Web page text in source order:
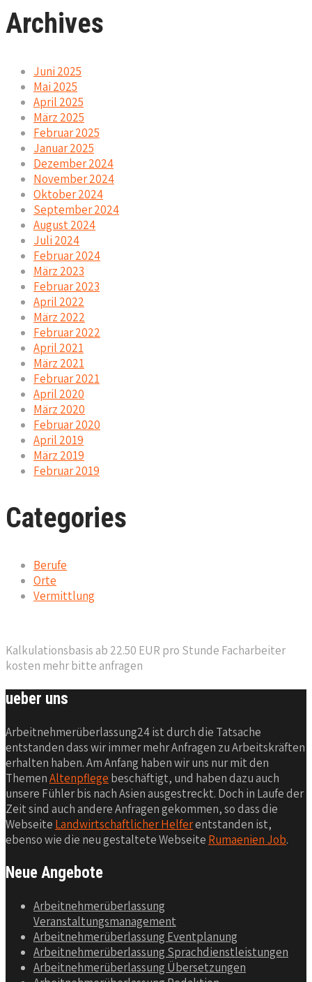
Archives
Juni 2025
Mai 2025
April 2025
März 2025
Februar 2025
Januar 2025
Dezember 2024
November 2024
Oktober 2024
September 2024
August 2024
Juli 2024
Februar 2024
März 2023
Februar 2023
April 2022
März 2022
Februar 2022
April 2021
März 2021
Februar 2021
April 2020
März 2020
Februar 2020
April 2019
März 2019
Februar 2019
Categories
Berufe
Orte
Vermittlung
Kalkulationsbasis ab 22.50 EUR pro Stunde Facharbeiter
kosten mehr bitte anfragen
ueber uns
Arbeitnehmerüberlassung24 ist durch die Tatsache
entstanden dass wir immer mehr Anfragen zu Arbeitskräften
erhalten haben. Am Anfang haben wir uns nur mit den
ThemenAltenpflege beschäftigt, und haben dazu auch
unsere Fühler bis nach Asien ausgestreckt. Doch in Laufe der
Zeit sind auch andere Anfragen gekommen, so dass die
Webseite Landwirtschaftlicher Helferentstanden ist,
ebenso wie die neu gestaltete Webseite Rumaenien Job.
Neue Angebote
Arbeitnehmerüberlassung
Veranstaltungsmanagement
Arbeitnehmerüberlassung Eventplanung
Arbeitnehmerüberlassung Sprachdienstleistungen
Arbeitnehmerüberlassung Übersetzungen